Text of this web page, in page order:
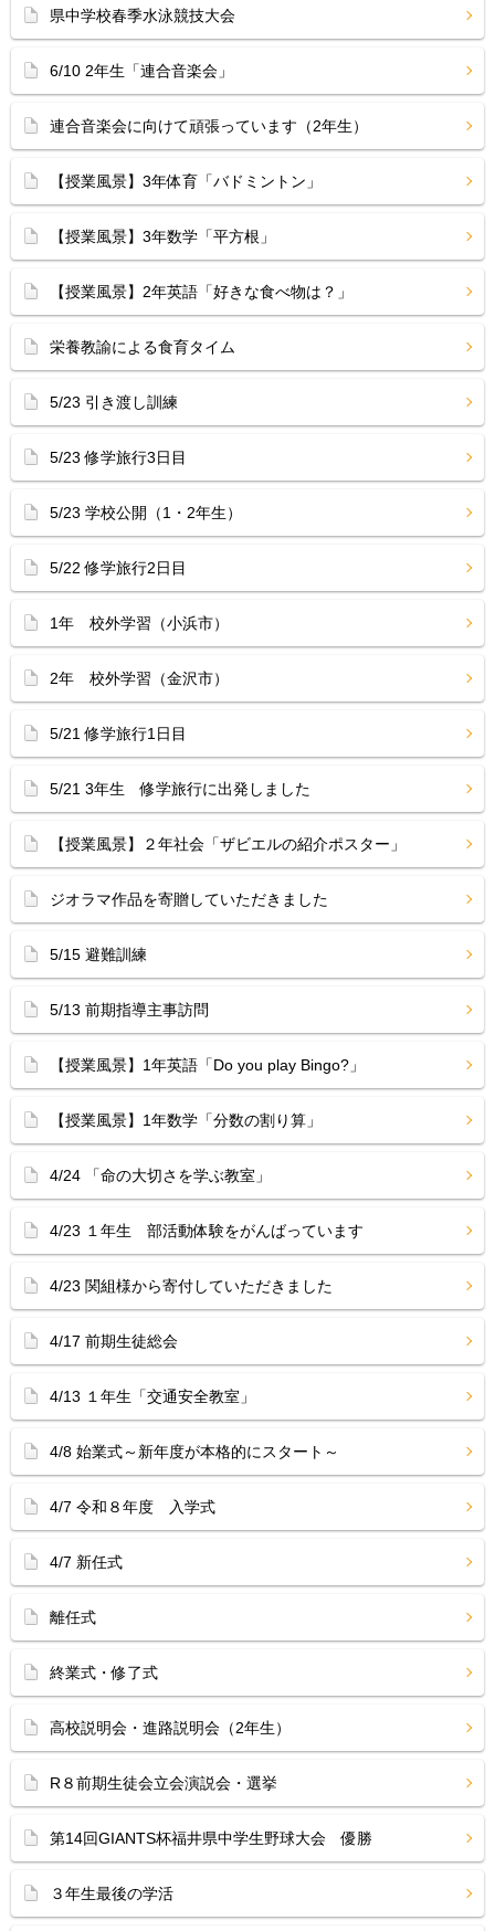
県中学校春季水泳競技大会
6/10 2年生「連合音楽会」
連合音楽会に向けて頑張っています（2年生）
【授業風景】3年体育「バドミントン」
【授業風景】3年数学「平方根」
【授業風景】2年英語「好きな食べ物は？」
栄養教諭による食育タイム
5/23 引き渡し訓練
5/23 修学旅行3日目
5/23 学校公開（1・2年生）
5/22 修学旅行2日目
1年 校外学習（小浜市）
2年 校外学習（金沢市）
5/21 修学旅行1日目
5/21 3年生 修学旅行に出発しました
【授業風景】２年社会「ザビエルの紹介ポスター」
ジオラマ作品を寄贈していただきました
5/15 避難訓練
5/13 前期指導主事訪問
【授業風景】1年英語「Do you play Bingo?」
【授業風景】1年数学「分数の割り算」
4/24 「命の大切さを学ぶ教室」
4/23 １年生 部活動体験をがんばっています
4/23 関組様から寄付していただきました
4/17 前期生徒総会
4/13 １年生「交通安全教室」
4/8 始業式～新年度が本格的にスタート～
4/7 令和８年度 入学式
4/7 新任式
離任式
終業式・修了式
高校説明会・進路説明会（2年生）
R８前期生徒会立会演説会・選挙
第14回GIANTS杯福井県中学生野球大会 優勝
３年生最後の学活